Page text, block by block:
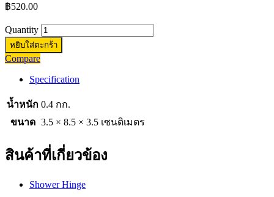
฿520.00
Quantity
หยิบใส่ตะกร้า
Compare
Specification
น้ำหนัก 0.4 กก.
ขนาด 3.5 × 8.5 × 3.5 เซนติเมตร
สินค้าที่เกี่ยวข้อง
Shower Hinge